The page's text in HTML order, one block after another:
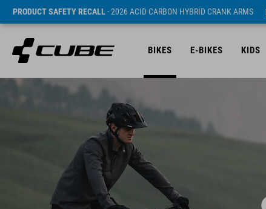
PRODUCT SAFETY RECALL- 2026 ACID CARBON HYBRID CRANK ARMS
BIKES E-BIKES KIDS